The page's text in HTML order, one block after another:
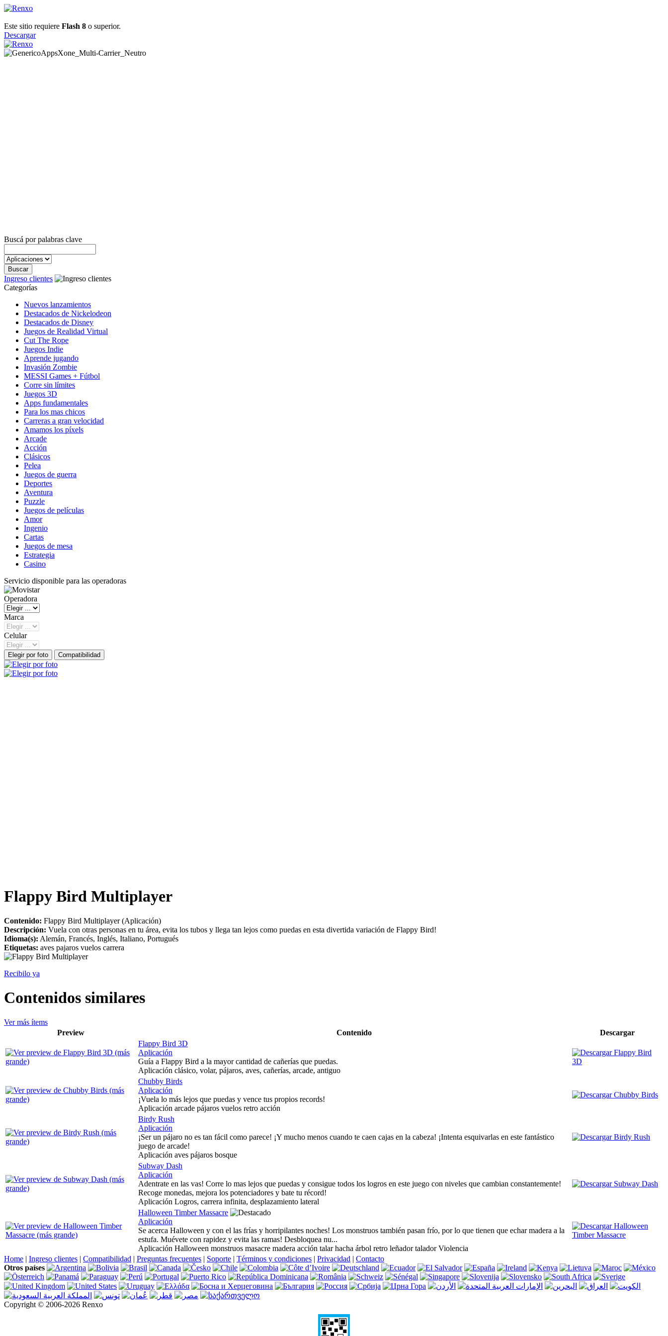
Este sitio requiere Flash 8 o superior.
Descargar
Buscá por palabras clave
Ingreso clientes
Categorías
Nuevos lanzamientos
Destacados de Nickelodeon
Destacados de Disney
Juegos de Realidad Virtual
Cut The Rope
Juegos Indie
Aprende jugando
Invasión Zombie
MESSI Games + Fútbol
Corre sin límites
Juegos 3D
Apps fundamentales
Para los mas chicos
Carreras a gran velocidad
Amamos los píxels
Arcade
Acción
Clásicos
Pelea
Juegos de guerra
Deportes
Aventura
Puzzle
Juegos de películas
Amor
Ingenio
Cartas
Juegos de mesa
Estrategia
Casino
Servicio disponible para las operadoras
Operadora
Marca
Celular
Flappy Bird Multiplayer
Contenido: Flappy Bird Multiplayer (Aplicación)
Descripción: Vuela con otras personas en tu área, evita los tubos y llega tan lejos como puedas en esta divertida variación de Flappy Bird!
Idioma(s): Alemán, Francés, Inglés, Italiano, Portugués
Etiquetas: aves pajaros vuelos carrera
Recibilo ya
Contenidos similares
Ver más ítems
Preview
Contenido
Descargar
Flappy Bird 3D
Aplicación
Guía a Flappy Bird a la mayor cantidad de cañerías que puedas.
Aplicación clásico, volar, pájaros, aves, cañerías, arcade, antiguo
Chubby Birds
Aplicación
¡Vuela lo más lejos que puedas y vence tus propios records!
Aplicación arcade pájaros vuelos retro acción
Birdy Rush
Aplicación
¡Ser un pájaro no es tan fácil como parece! ¡Y mucho menos cuando te caen cajas en la cabeza! ¡Intenta esquivarlas en este fantástico
juego de arcade!
Aplicación aves pájaros bosque
Subway Dash
Aplicación
Adentrate en las vas! Corre lo mas lejos que puedas y consigue todos los logros en este juego con niveles que cambian constantemente!
Recoge monedas, mejora los potenciadores y bate tu récord!
Aplicación Logros, carrera infinita, desplazamiento lateral
Halloween Timber Massacre
Aplicación
Se acerca Halloween y con el las frías y horripilantes noches! Los monstruos también pasan frío, por lo que tienen que echar madera a la
estufa. Muévete con rapidez y evita las ramas! Desbloquea nu...
Aplicación Halloween monstruos masacre madera acción talar hacha árbol retro leñador talador Violencia
Home | Ingreso clientes | Compatibilidad | Preguntas frecuentes | Soporte | Términos y condiciones | Privacidad | Contacto
Otros países
Copyright © 2006-2026 Renxo